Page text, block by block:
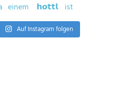
Auf Instagram folgen